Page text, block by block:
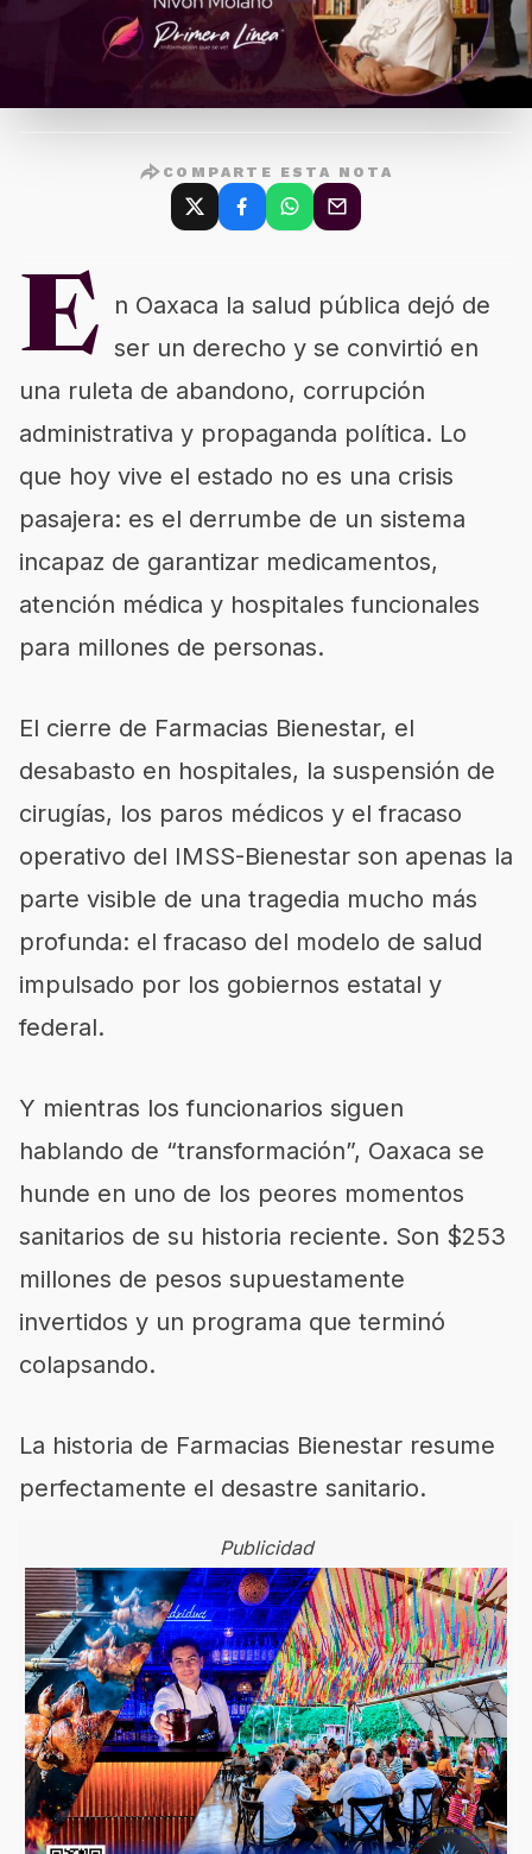
COMPARTE ESTA NOTA
E
n Oaxaca la salud pública dejó de
ser un derecho y se convirtió en
una ruleta de abandono, corrupción
administrativa y propaganda política. Lo
que hoy vive el estado no es una crisis
pasajera: es el derrumbe de un sistema
incapaz de garantizar medicamentos,
atención médica y hospitales funcionales
para millones de personas.
El cierre de Farmacias Bienestar, el
desabasto en hospitales, la suspensión de
cirugías, los paros médicos y el fracaso
operativo del IMSS-Bienestar son apenas la
parte visible de una tragedia mucho más
profunda: el fracaso del modelo de salud
impulsado por los gobiernos estatal y
federal.
Y mientras los funcionarios siguen
hablando de “transformación”, Oaxaca se
hunde en uno de los peores momentos
sanitarios de su historia reciente. Son $253
millones de pesos supuestamente
invertidos y un programa que terminó
colapsando.
La historia de Farmacias Bienestar resume
perfectamente el desastre sanitario.
Publicidad